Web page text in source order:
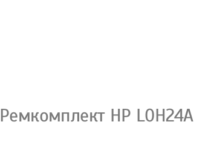
Ремкомплект HP L0H24A